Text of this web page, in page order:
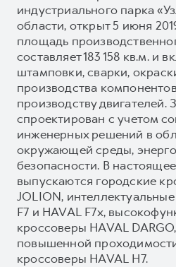
индустриального парка
области, открыт 5 июня
площадь
составляет 183 158 кв.м. и
штамповки, сварки,
производства
производству двигателей.
спроектирован с учетом
инженерных решений в
окружающей среды,
безопасности. В
выпускаются городские
JOLION,
F7 и HAVAL F7x,
кроссоверы HAVAL
повышенной
кроссоверы HAVAL H7.